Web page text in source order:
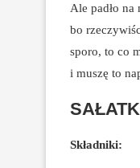
Ale padło
bo
sporo, to co
i muszę to
Składniki: